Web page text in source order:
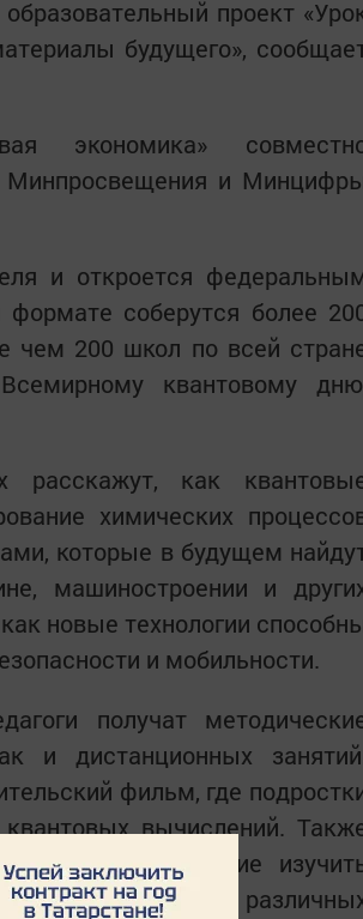
проект
будущего»,
экономика»
Минпросвещения и
и откроется
соберутся более
чем 200 школ по всей
квантовому
как
химических
которые в будущем
машиностроении и
новые технологии
и мобильности.
получат
и дистанционных
фильм, где
вычислений.
позволяющие
и применение